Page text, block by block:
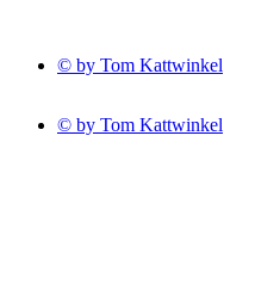
© by Tom Kattwinkel
© by Tom Kattwinkel